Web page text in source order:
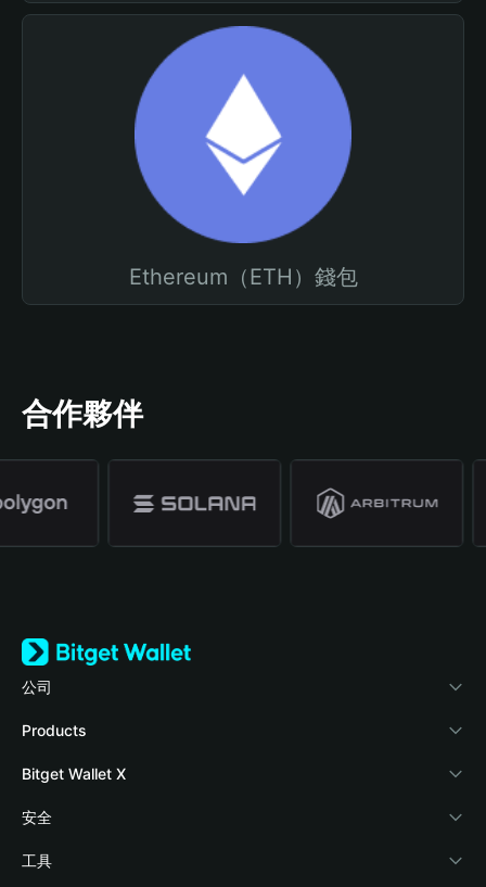
Ethereum（ETH）錢包
合作夥伴
公司
關於 Bitget Wallet
部落格
學院
加密資訊
Products
Crypto Card
Stablecoin Earn
Payfi Crypto
Bitget Wallet X
開發者文件
連接錢包
安全
風險保障基金
工具